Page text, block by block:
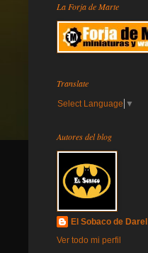
La Forja de Marte
Translate
Select Language ▼
Autores del blog
El Sobaco de Darel
Ver todo mi perfil